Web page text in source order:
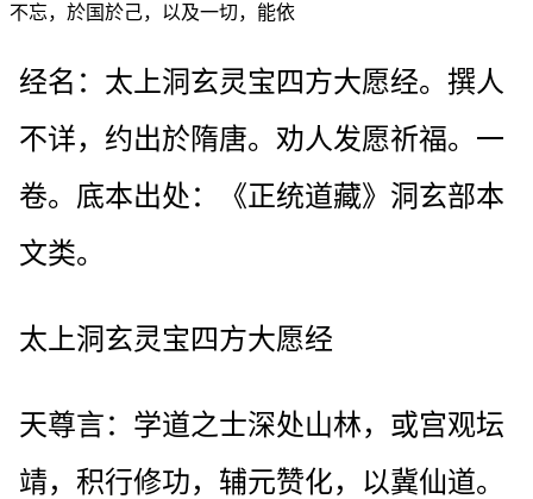
不忘，於国於己，以及一切，能依
经名：太上洞玄灵宝四方大愿经。撰人
不详，约出於隋唐。劝人发愿祈福。一
卷。底本出处：《正统道藏》洞玄部本
文类。
太上洞玄灵宝四方大愿经
天尊言：学道之士深处山林，或宫观坛
靖，积行修功，辅元赞化，以冀仙道。